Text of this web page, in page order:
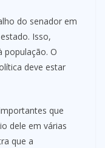
do senador em
Isso,
população. O
deve estar
que
dele em várias
que a